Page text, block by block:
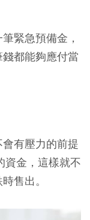
緊急預備金，
都能夠應付當
有壓力的前提
資金，這樣就不
售出。